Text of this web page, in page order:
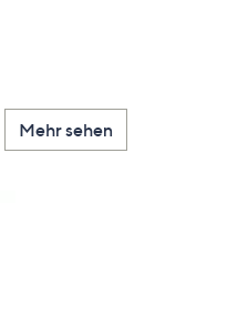
Mehr sehen